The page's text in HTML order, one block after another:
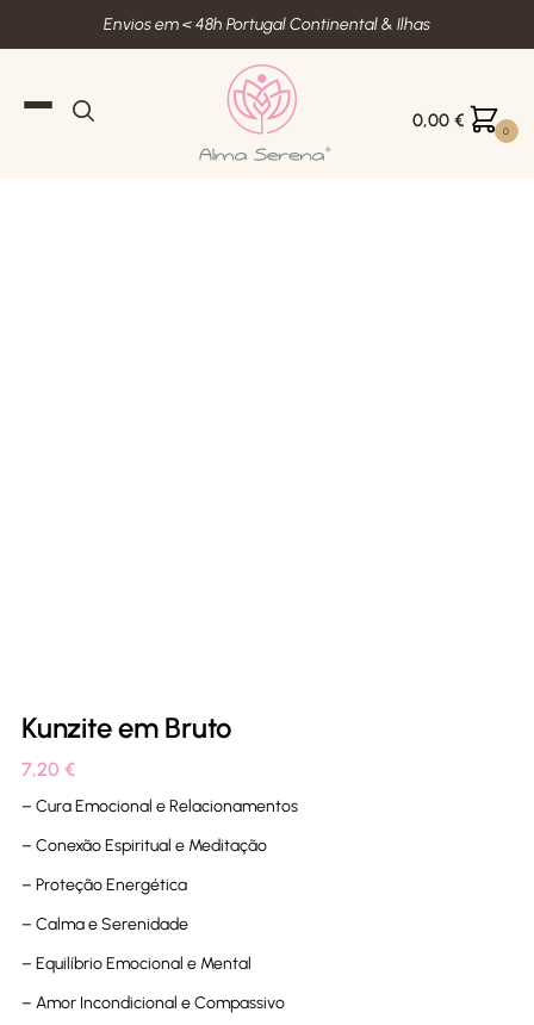
Envios em < 48h Portugal Continental & Ilhas
0,00 € 0
Kunzite em Bruto
7,20 €
– Cura Emocional e Relacionamentos
– Conexão Espiritual e Meditação
– Proteção Energética
– Calma e Serenidade
– Equilíbrio Emocional e Mental
– Amor Incondicional e Compassivo